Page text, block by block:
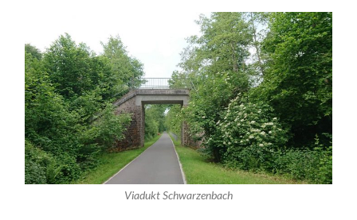
Viadukt Schwarzenbach